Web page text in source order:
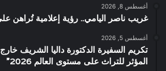
أغسطس 8, 2026
غريب ناصر اليامي.. رؤية إعلامية تُراهن
أغسطس 5, 2026
تكريم السفيرة الدكتورة داليا الشريف
المؤثر للتراث على مستوى العالم 2026”